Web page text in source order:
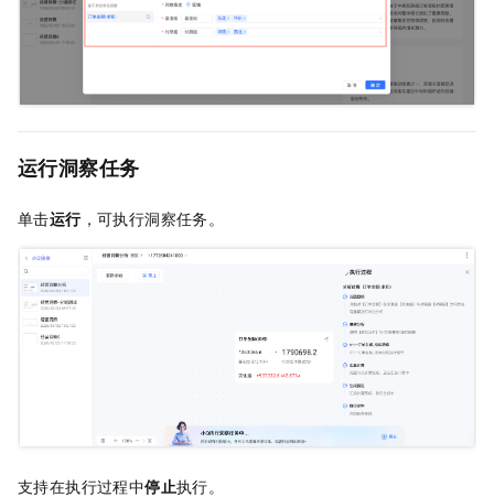
运行洞察任务
单击运行，可执行洞察任务。
支持在执行过程中停止执行。